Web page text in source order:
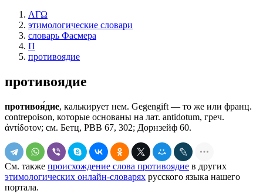
ΛΓΩ
этимологические словари
словарь Фасмера
П
противоядие
противоядие
противоя́дие, калькирует нем. Gegengift — то же или франц.
соntrероisоn, которые основаны на лат. antidotum, греч.
ἀντίδοτον; см. Бетц, РВВ 67, 302; Дорнзейф 60.
См. также происхождение слова противоядие в других
этимологических онлайн-словарях русского языка нашего
портала.